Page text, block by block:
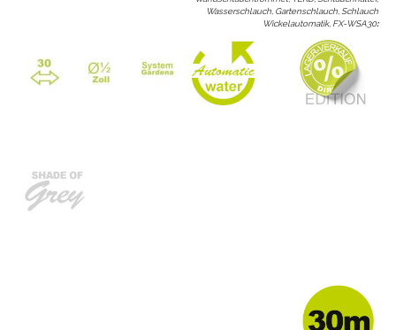
Wasserschlauch, Gartenschlauch, Schlauch
Wickelautomatik, FX-WSA30: